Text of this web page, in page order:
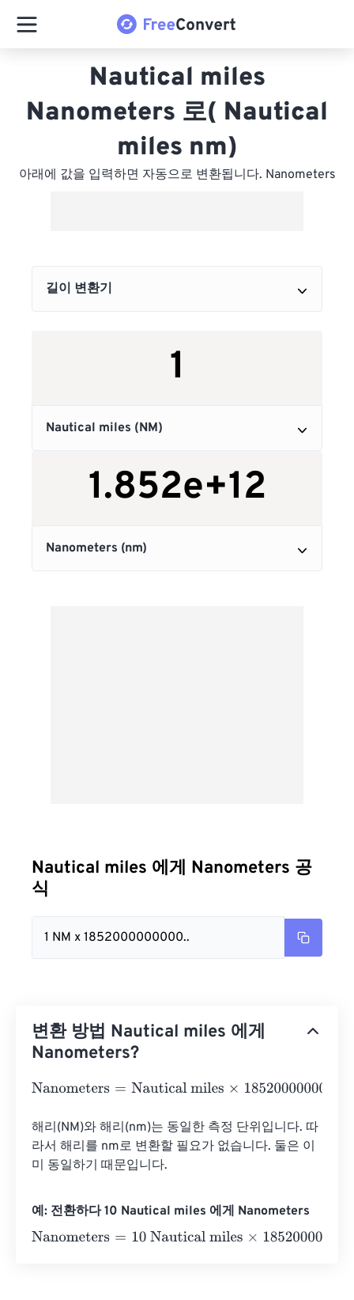
Nautical miles
Nanometers 로( Nautical
miles nm)
아래에 값을 입력하면 자동으로 변환됩니다. Nanometers
Nautical miles 에게 Nanometers 공
식
1 NM x 1852000000000..
변환 방법 Nautical miles 에게
Nanometers?
Nanometers= Nautical miles ×1852000000000
해리(NM)와 해리(nm)는 동일한 측정 단위입니다. 따
라서 해리를 nm로 변환할 필요가 없습니다. 둘은 이
미 동일하기 때문입니다.
예: 전환하다 10 Nautical miles 에게 Nanometers
Nanometers= 10 Nautical miles ×1852000000000=